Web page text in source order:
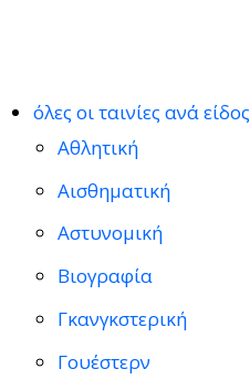
όλες οι ταινίες ανά είδος
Αθλητική
Αισθηματική
Αστυνομική
Βιογραφία
Γκανγκστερική
Γουέστερν